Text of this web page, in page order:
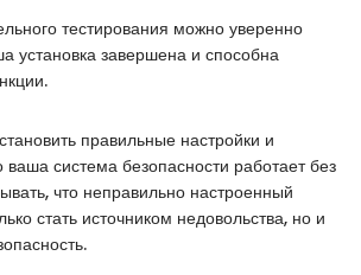
тестирования можно уверенно
установка завершена и способна
правильные настройки и
ваша система безопасности работает без
что неправильно настроенный
стать источником недовольства, но и